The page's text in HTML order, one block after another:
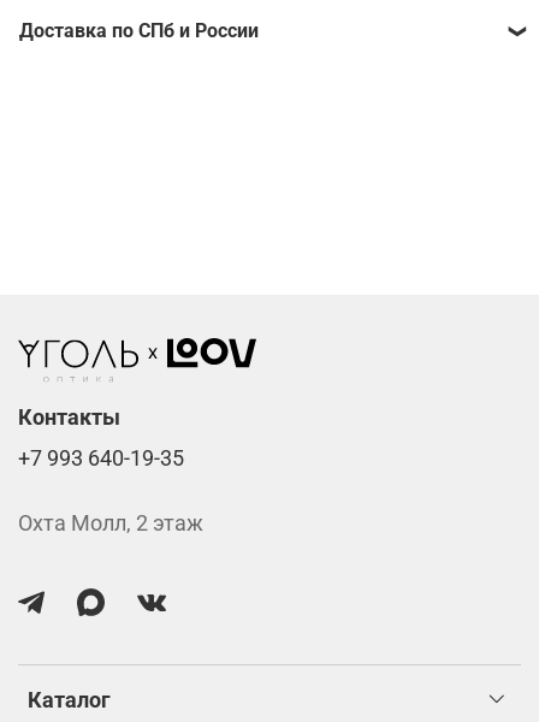
Расчитать стоимость ваших линз поможет
Доставка по СПб и России
Каталог
Контакты
+7 993 640-19-35
Охта Молл, 2 этаж